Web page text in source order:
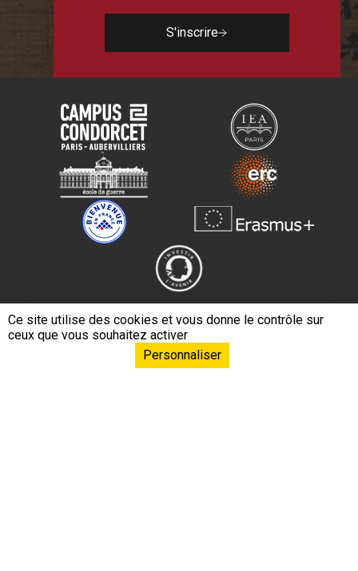
S'inscrire
Navigation
EPHE – PSL L’École
Ce site utilise des cookies et vous donne le contrôle sur
ceux que vous souhaitez activer
Personnaliser